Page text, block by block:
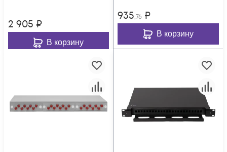
2 905 ₽
В корзину
935,76 ₽
В корзину